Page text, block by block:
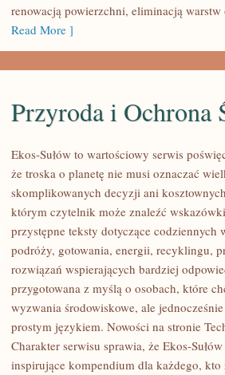
renowacją powierzchni, eliminacją
Read More ]
PRZYRODA
OCHRONA
ŚRODOWISKA
Przyroda i Ochrona
Ekos-Sułów to wartościowy serwis
że troska o planetę nie musi oznaczać
skomplikowanych decyzji ani
którym czytelnik może znaleźć
przystępne teksty dotyczące
podróży, gotowania, energii, recyklingu,
rozwiązań wspierających bardziej
przygotowana z myślą o osobach, które
wyzwania środowiskowe, ale
prostym językiem. Nowości na stronie
Charakter serwisu sprawia, że Ekos-
inspirujące kompendium dla każdego, kto